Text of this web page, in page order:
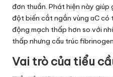
đơn thuần. Phát hiện này
đột biến cắt ngắn vùng αC có
động mạch thấp hơn so với
thấp nhưng cấu trúc
Vai trò của tiểu